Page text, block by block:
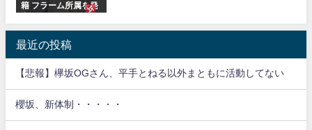
籍 フラーム所属を発
最近の投稿
【悲報】欅坂OGさん、平手とねる以外まともに活動してない
櫻坂、新体制・・・・・